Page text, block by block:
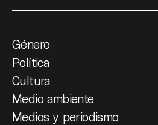
Género
Política
Cultura
Medio ambiente
Medios y periodismo